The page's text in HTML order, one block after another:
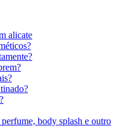
alicate
body splash e outro